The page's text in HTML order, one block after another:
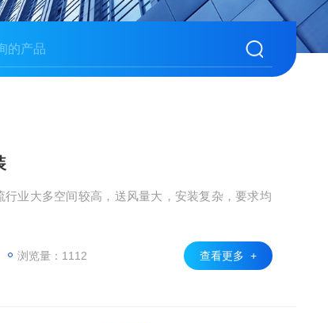
业大多空间较高，送风量大，安装复杂，要求均
浏览量：1112 查看更多 +